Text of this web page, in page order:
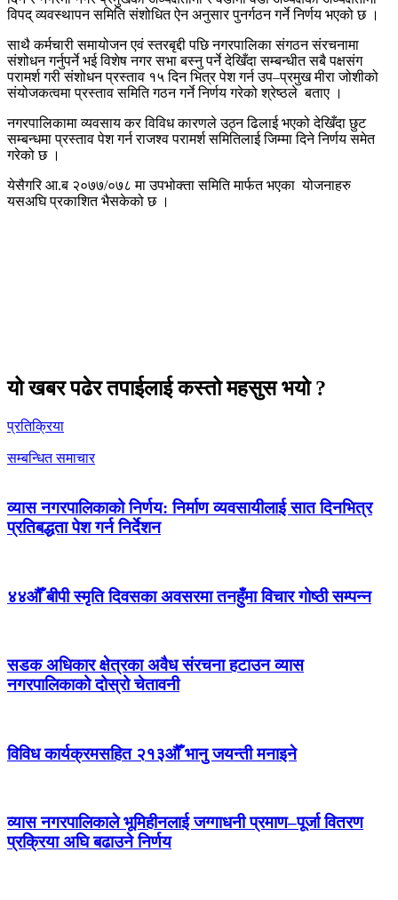
विपद् व्यवस्थापन समिति संशोधित ऐन अनुसार पुनर्गठन गर्ने निर्णय भएको छ ।
साथै कर्मचारी समायोजन एवं स्तरबृद्दी पछि नगरपालिका संगठन संरचनामा
संशोधन गर्नुपर्ने भई विशेष नगर सभा बस्नु पर्ने देखिँदा सम्बन्धीत सबै पक्षसंग
परामर्श गरी संशोधन प्रस्ताव १५ दिन भित्र पेश गर्न उप–प्रमुख मीरा जोशीको
संयोजकत्वमा प्रस्ताव समिति गठन गर्ने निर्णय गरेको श्रेष्ठले बताए ।
नगरपालिकामा व्यवसाय कर विविध कारणले उठ्न ढिलाई भएको देखिँदा छुट
सम्बन्धमा प्रस्ताव पेश गर्न राजश्व परामर्श समितिलाई जिम्मा दिने निर्णय समेत
गरेको छ ।
येसैगरि आ.ब २०७७/०७८ मा उपभोक्ता समिति मार्फत भएका योजनाहरु
यसअघि प्रकाशित भैसकेको छ ।
यो खबर पढेर तपाईलाई कस्तो महसुस भयो ?
प्रतिक्रिया
सम्बन्धित समाचार
व्यास नगरपालिकाको निर्णय: निर्माण व्यवसायीलाई सात दिनभित्र
प्रतिबद्धता पेश गर्न निर्देशन
४४औँ बीपी स्मृति दिवसका अवसरमा तनहुँमा विचार गोष्ठी सम्पन्न
सडक अधिकार क्षेत्रका अवैध संरचना हटाउन व्यास
नगरपालिकाको दोस्रो चेतावनी
विविध कार्यक्रमसहित २१३औँ भानु जयन्ती मनाइने
व्यास नगरपालिकाले भूमिहीनलाई जग्गाधनी प्रमाण–पूर्जा वितरण
प्रक्रिया अघि बढाउने निर्णय